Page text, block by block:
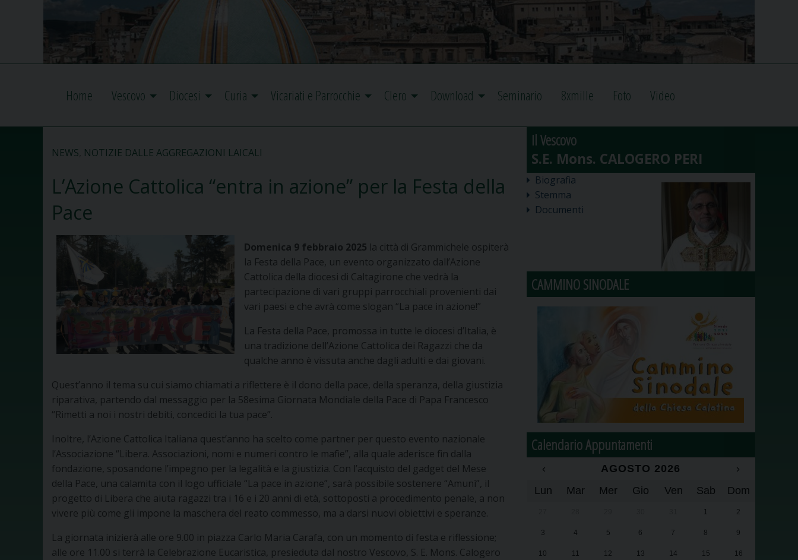
Home Vescovo Diocesi Curia Vicariati e Parrocchie Clero Download Seminario 8xmille Foto Video
NEWS NOTIZIE DALLE AGGREGAZIONI LAICALI
L’Azione Cattolica “entra in azione” per la Festa della
Pace
Domenica 9 febbraio 2025 la città di Grammichele ospiterà
la Festa della Pace, un evento organizzato dall’Azione
Cattolica della diocesi di Caltagirone che vedrà la
partecipazione di vari gruppi parrocchiali provenienti dai
vari paesi e che avrà come slogan “La pace in azione!”
La Festa della Pace, promossa in tutte le diocesi d’Italia, è
una tradizione dell’Azione Cattolica dei Ragazzi che da
qualche anno è vissuta anche dagli adulti e dai giovani.
Quest’anno il tema su cui siamo chiamati a riflettere è il dono della pace, della speranza, della giustizia
riparativa, partendo dal messaggio per la 58esima Giornata Mondiale della Pace di Papa Francesco
“Rimetti a noi i nostri debiti, concedici la tua pace”.
Inoltre, l’Azione Cattolica Italiana quest’anno ha scelto come partner per questo evento nazionale
l’Associazione “Libera. Associazioni, nomi e numeri contro le mafie”, alla quale aderisce fin dalla
fondazione, sposandone l’impegno per la legalità e la giustizia. Con l’acquisto del gadget del Mese
della Pace, una calamita con il logo ufficiale “La pace in azione”, sarà possibile sostenere “Amunì”, il
progetto di Libera che aiuta ragazzi tra i 16 e i 20 anni di età, sottoposti a procedimento penale, a non
vivere più come gli impone la maschera del reato commesso, ma a darsi nuovi obiettivi e speranze.
La giornata inizierà alle ore 9.00 in piazza Carlo Maria Carafa, con un momento di festa e riflessione;
alle ore 11.00 si terrà la Celebrazione Eucaristica, presieduta dal nostro Vescovo, S. E. Mons. Calogero
Il Vescovo
Biografia
Stemma
Documenti
CAMMINO SINODALE
Calendario Appuntamenti
‹ AGOSTO 2026
›
Lun
Mar Mer Gio Ven Sab Dom
1 2
3 4 5 6 7 8 9
10 11 12 13 14 15 16